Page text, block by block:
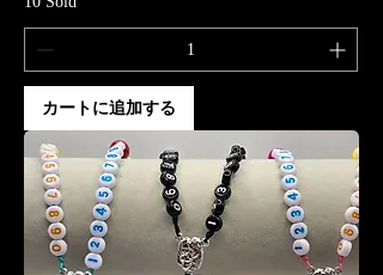
カートに追加する